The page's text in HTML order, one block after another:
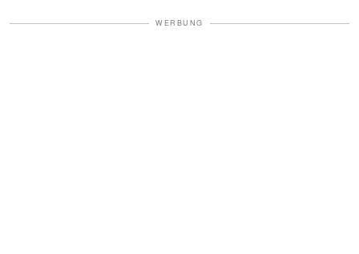
WERBUNG